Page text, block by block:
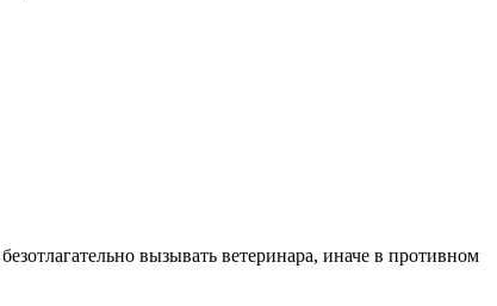
вызывать ветеринара, иначе в противном